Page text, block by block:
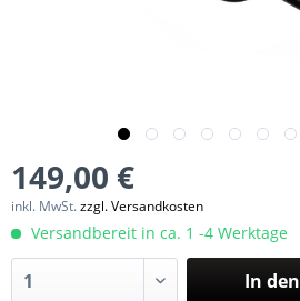
149,00 €
inkl. MwSt.zzgl. Versandkosten
Versandbereit in ca. 1 -4 Werktage
In den